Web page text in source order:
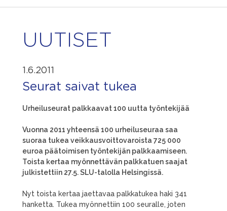
UUTISET
1.6.2011
Seurat saivat tukea
Urheiluseurat palkkaavat 100 uutta työntekijää
Vuonna 2011 yhteensä 100 urheiluseuraa saa
suoraa tukea veikkausvoittovaroista 725 000
euroa päätoimisen työntekijän palkkaamiseen.
Toista kertaa myönnettävän palkkatuen saajat
julkistettiin 27.5. SLU-talolla Helsingissä.
Nyt toista kertaa jaettavaa palkkatukea haki 341
hanketta. Tukea myönnettiin 100 seuralle, joten